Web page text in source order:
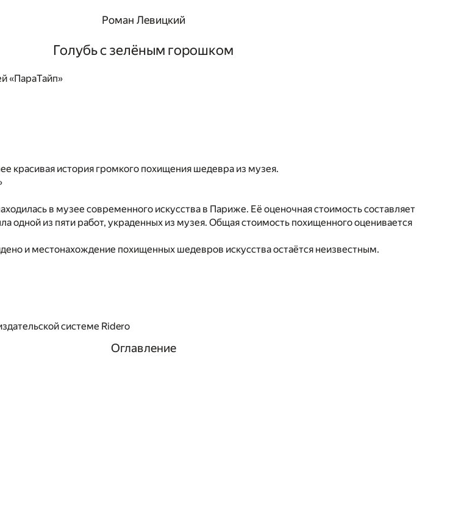
Роман Левицкий
Голубь с зелёным горошком
«ПараТайп»
красивая история громкого похищения шедевра из музея.
в музее современного искусства в Париже. Её оценочная стоимость составляет
одной из пяти работ, украденных из музея. Общая стоимость похищенного оценивается
и местонахождение похищенных шедевров искусства остаётся неизвестным.
системе Ridero
Оглавление